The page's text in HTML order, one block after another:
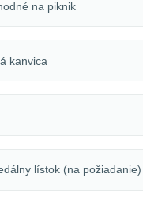
na piknik
kanvica
lístok (na požiadanie)